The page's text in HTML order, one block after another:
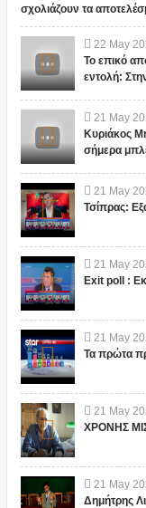
σχολιάζουν τα
22 May
Το επικό
εντολή:
21 May
Κυριάκος
σήμερα
21 May
Τσίπρας:
21 May
Exit poll :
21 May
Τα πρώτα
21 May
ΧΡΟΝΗΣ
21 May
Δημήτρης